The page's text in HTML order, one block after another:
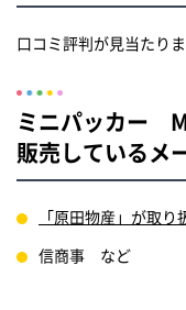
口コミ評判が見当たりま
ミニパッカー
販売しているメ
「原田物産」が取
信商事 など